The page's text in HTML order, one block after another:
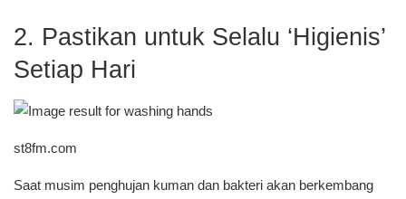
2. Pastikan untuk Selalu ‘Higienis’
Setiap Hari
st8fm.com
Saat musim penghujan kuman dan bakteri akan berkembang